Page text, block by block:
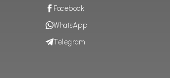
Facebook
WhatsApp
Telegram